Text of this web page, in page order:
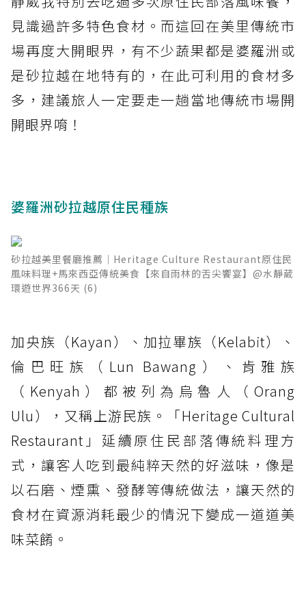
見識過許多特色食材。而這回在美里傳統市
場再度大開眼界，有不少蔬果都是婆羅洲或
是砂拉越在地特有的，在此可利用的食材多
多，建議旅人一定要走一趟當地傳統市場開
開眼界唷！
婆羅洲砂拉越原住民種族
砂拉越美里餐廳推薦│Heritage Culture Restaurant原住民
風味料理+馬來西亞傳統美食【來自雨林的舌尖饗宴】@水靜葳
環遊世界366天 (6)
加央族（Kayan）、加拉畢族（Kelabit）、
倫巴旺族（Lun Bawang）、肯雅族
（Kenyah）都被列為烏魯人（Orang
Ulu），又稱上游民族。「Heritage Cultural
Restaurant」延續原住民部落傳統料理方
式，讓客人吃到最純粹天然的好滋味，像是
以石磨、煙熏、發酵等傳統做法，讓天然的
食材在資源消耗最少的情況下變成一道道美
味菜餚。